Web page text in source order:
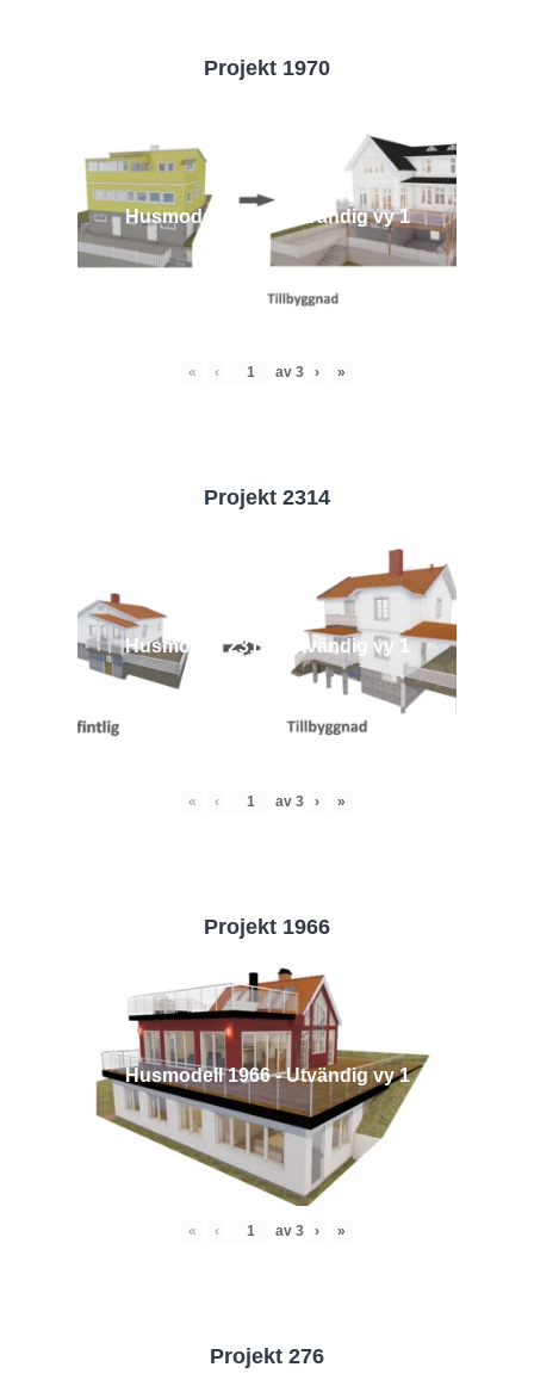
Projekt 1970
Husmodell 1970 - Utvändig vy 1
« ‹ av 3 › »
Projekt 2314
Husmodell 2314 - Utvändig vy 1
« ‹ av 3 › »
Projekt 1966
Husmodell 1966 - Utvändig vy 1
« ‹ av 3 › »
Projekt 276